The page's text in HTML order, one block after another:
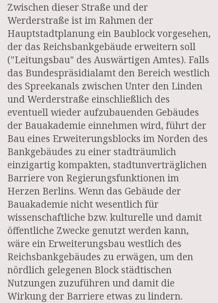
Zwischen dieser Straße und der
Werderstraße ist im Rahmen der
Hauptstadtplanung ein Baublock vorgesehen,
der das Reichsbankgebäude erweitern soll
("Leitungsbau" des Auswärtigen Amtes). Falls
das Bundespräsidialamt den Bereich westlich
des Spreekanals zwischen Unter den Linden
und Werderstraße einschließlich des
eventuell wieder aufzubauenden Gebäudes
der Bauakademie einnehmen wird, führt der
Bau eines Erweiterungsblocks im Norden des
Bankgebäudes zu einer stadträumlich
einzigartig kompakten, stadtunverträglichen
Barriere von Regierungsfunktionen im
Herzen Berlins. Wenn das Gebäude der
Bauakademie nicht wesentlich für
wissenschaftliche bzw. kulturelle und damit
öffentliche Zwecke genutzt werden kann,
wäre ein Erweiterungsbau westlich des
Reichsbankgebäudes zu erwägen, um den
nördlich gelegenen Block städtischen
Nutzungen zuzuführen und damit die
Wirkung der Barriere etwas zu lindern.